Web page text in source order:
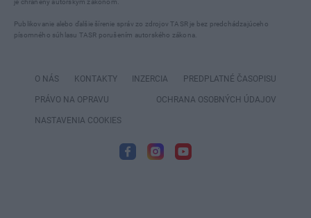
Publikovanie alebo ďalšie šírenie správ zo zdrojov TASR je bez predchádzajúceho
písomného súhlasu TASR porušením autorského zákona.
O NÁS KONTAKTY INZERCIA PREDPLATNÉ ČASOPISU
PRÁVO NA OPRAVU OCHRANA OSOBNÝCH ÚDAJOV
NASTAVENIA COOKIES